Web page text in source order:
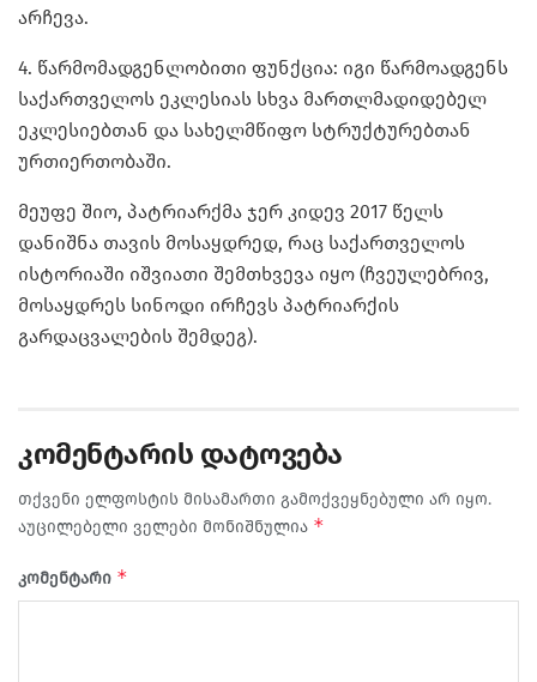
არჩევა.
4. წარმომადგენლობითი ფუნქცია: იგი წარმოადგენს
საქართველოს ეკლესიას სხვა მართლმადიდებელ
ეკლესიებთან და სახელმწიფო სტრუქტურებთან
ურთიერთობაში.
მეუფე შიო, პატრიარქმა ჯერ კიდევ 2017 წელს
დანიშნა თავის მოსაყდრედ, რაც საქართველოს
ისტორიაში იშვიათი შემთხვევა იყო (ჩვეულებრივ,
მოსაყდრეს სინოდი ირჩევს პატრიარქის
გარდაცვალების შემდეგ).
კომენტარის დატოვება
თქვენი ელფოსტის მისამართი გამოქვეყნებული არ იყო.
აუცილებელი ველები მონიშნულია *
კომენტარი *